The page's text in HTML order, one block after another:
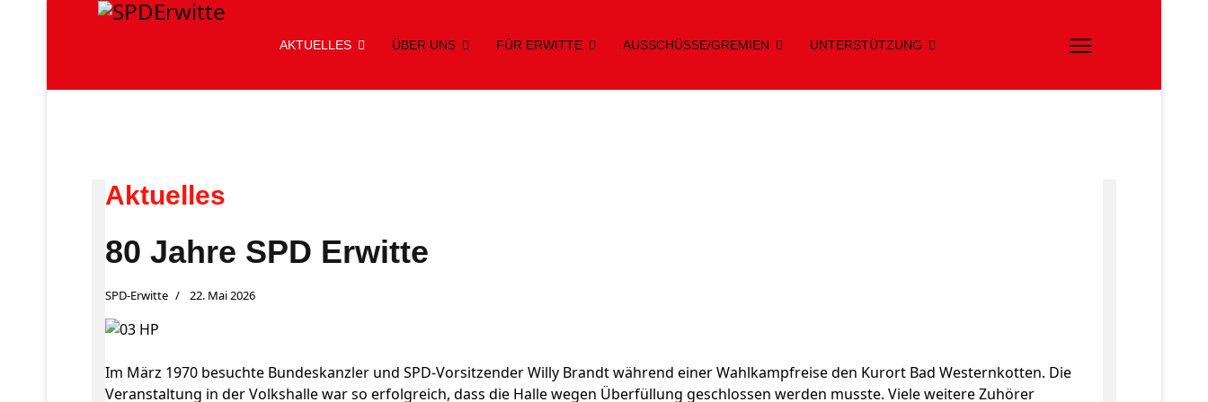
AKTUELLES ÜBER UNS FÜR ERWITTE AUSSCHÜSSE/GREMIEN UNTERSTÜTZUNG
Aktuelles
80 Jahre SPD Erwitte
SPD-Erwitte 22. Mai 2026
Im März 1970 besuchte Bundeskanzler und SPD-Vorsitzender Willy Brandt während einer Wahlkampfreise den Kurort Bad Westernkotten. Die
Veranstaltung in der Volkshalle war so erfolgreich, dass die Halle wegen Überfüllung geschlossen werden musste. Viele weitere Zuhörer